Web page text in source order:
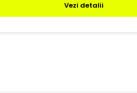
Vezi detalii